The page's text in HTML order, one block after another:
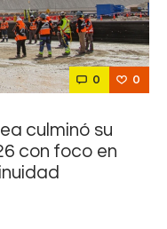
0 0
culminó su
con foco en